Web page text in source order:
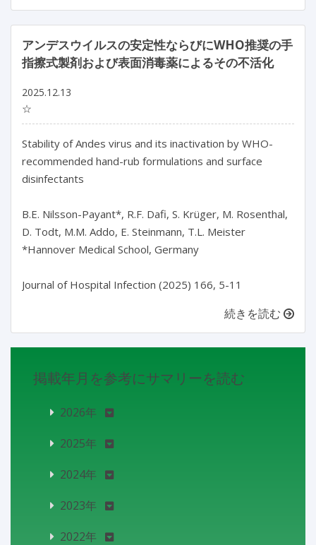
アンデスウイルスの安定性ならびにWHO推奨の手
指擦式製剤および表面消毒薬によるその不活化
2025.12.13
☆
Stability of Andes virus and its inactivation by WHO-
recommended hand-rub formulations and surface
disinfectants
B.E. Nilsson-Payant*, R.F. Dafi, S. Krüger, M. Rosenthal,
D. Todt, M.M. Addo, E. Steinmann, T.L. Meister
*Hannover Medical School, Germany
続きを読む
掲載年月を参考にサマリーを読む
2026年
2025年
2024年
2023年
2022年